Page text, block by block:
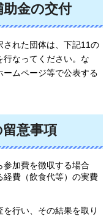
金の交付
された団体は、下記11の
行なってください。な
ムページ等で公表する
意事項
加費を徴収する場合
経費（飲食代等）の実費
行い、その結果を取り